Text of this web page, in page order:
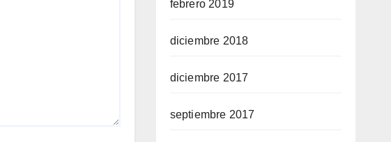
febrero 2019
diciembre 2018
diciembre 2017
septiembre 2017